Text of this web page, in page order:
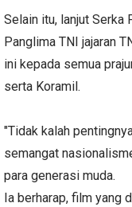
Selain itu, lanjut Serka
Panglima TNI jajaran
ini kepada semua
serta Koramil.
"Tidak kalah
semangat
para generasi muda.
Ia berharap, film yang